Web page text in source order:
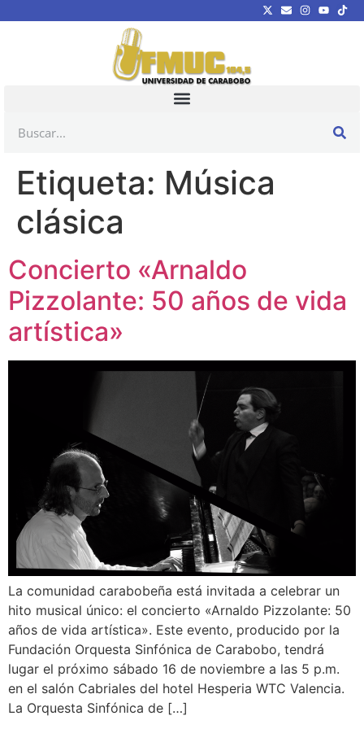
Etiqueta: Música
clásica
Concierto «Arnaldo
Pizzolante: 50 años de vida
artística»
La comunidad carabobeña está invitada a celebrar un
hito musical único: el concierto «Arnaldo Pizzolante: 50
años de vida artística». Este evento, producido por la
Fundación Orquesta Sinfónica de Carabobo, tendrá
lugar el próximo sábado 16 de noviembre a las 5 p.m.
en el salón Cabriales del hotel Hesperia WTC Valencia.
La Orquesta Sinfónica de […]